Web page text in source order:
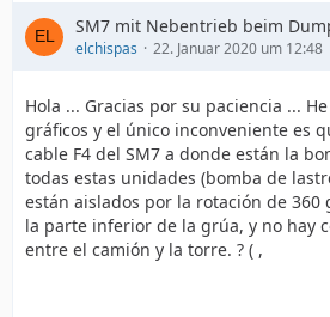
SM7 mit Nebentrieb beim
elchispas 22. Januar 2020 um 12:48
Hola ... Gracias por su paciencia ...
gráficos y el único inconveniente es
cable F4 del SM7 a donde están la
todas estas unidades (bomba de
están aislados por la rotación de 360
la parte inferior de la grúa, y no hay
entre el camión y la torre. ? ( ,